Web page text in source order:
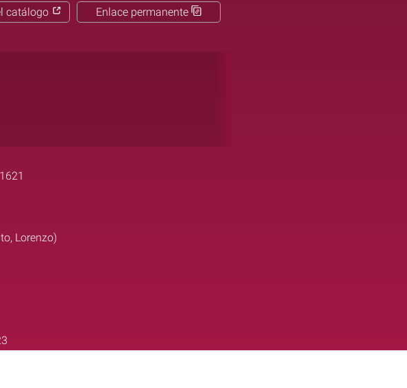
Enlace permanente
catálogo
Lorenzo)